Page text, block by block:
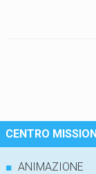
CENTRO
■ ANIMAZIONE